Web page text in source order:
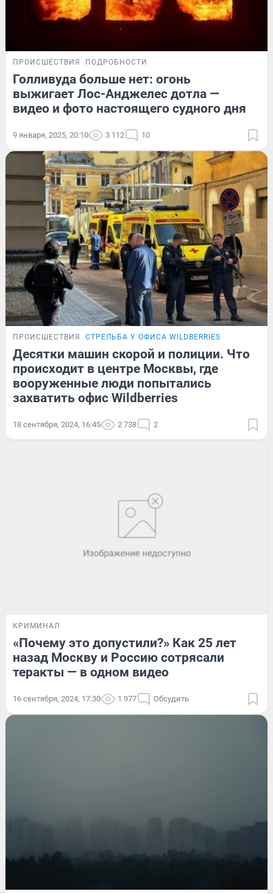
ПРОИСШЕСТВИЯ ПОДРОБНОСТИ
Голливуда больше нет: огонь
выжигает Лос-Анджелес дотла —
видео и фото настоящего судного дня
9 января, 2025, 20:10 3 112 10
ПРОИСШЕСТВИЯ СТРЕЛЬБА У ОФИСА WILDBERRIES
Десятки машин скорой и полиции. Что
происходит в центре Москвы, где
вооруженные люди попытались
захватить офис Wildberries
18 сентября, 2024, 16:45 2 738 2
КРИМИНАЛ
«Почему это допустили?» Как 25 лет
назад Москву и Россию сотрясали
теракты — в одном видео
16 сентября, 2024, 17:30 1 977 Обсудить